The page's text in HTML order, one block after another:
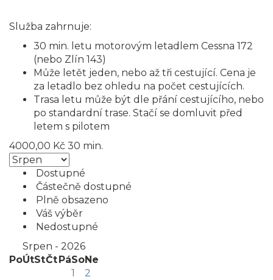
Služba zahrnuje:
30 min. letu motorovým letadlem Cessna 172
(nebo Zlín 143)
Může letět jeden, nebo až tři cestující. Cena je
za letadlo bez ohledu na počet cestujících.
Trasa letu může být dle přání cestujícího, nebo
po standardní trase. Stačí se domluvit před
letem s pilotem
4000,00 Kč 30 min.
Dostupné
Částečně dostupné
Plně obsazeno
Váš výběr
Nedostupné
Srpen - 2026
PoÚtStČtPáSoNe
1
2